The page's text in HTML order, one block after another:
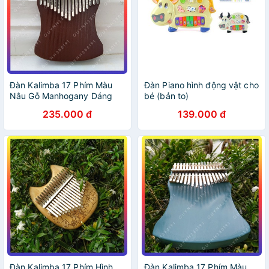
Đàn Kalimba 17 Phím Màu
Nâu Gỗ Manhogany Dáng
235.000 đ
Đàn Piano hình động vật cho
bé (bản to)
139.000 đ
Đàn Kalimba 17 Phím Hình Đàn Kalimba 17 Phím Màu